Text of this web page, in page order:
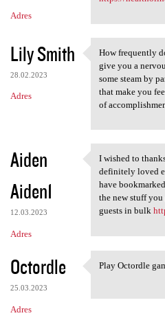
Adres
Lily Smith
28.02.2023
Adres
How
How frequently
give you a
some steam by
that make you
of
Aiden
Aiden1
12.03.2023
Adres
I wished to
I wished to
definitely loved
have
the new stuff
guests in bulk
Octordle
25.03.2023
Adres
Play Octordle
Play Octordle